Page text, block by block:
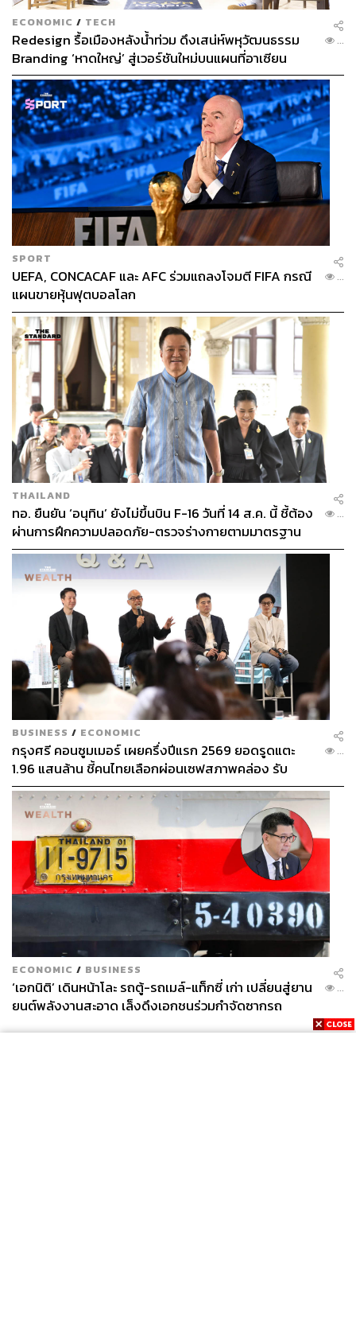
ECONOMIC / TECH
Redesign รื้อเมืองหลังน้ำท่วม ดึงเสน่ห์พหุวัฒนธรรม
Branding ‘หาดใหญ่’ สู่เวอร์ชันใหม่บนแผนที่อาเซียน
...
SPORT
UEFA, CONCACAF และ AFC ร่วมแถลงโจมตี FIFA กรณี
แผนขายหุ้นฟุตบอลโลก
...
THAILAND
ทอ. ยืนยัน ‘อนุทิน’ ยังไม่ขึ้นบิน F-16 วันที่ 14 ส.ค. นี้ ชี้ต้อง
ผ่านการฝึกความปลอดภัย-ตรวจร่างกายตามมาตรฐาน
ก่อน
...
BUSINESS / ECONOMIC
กรุงศรี คอนซูมเมอร์ เผยครึ่งปีแรก 2569 ยอดรูดแตะ
1.96 แสนล้าน ชี้คนไทยเลือกผ่อนเซฟสภาพคล่อง รับ
เศรษฐกิจผันผวนฉุดผลประกอบการพลาดเป้า
...
ECONOMIC / BUSINESS
‘เอกนิติ’ เดินหน้าโละ รถตู้-รถเมล์-แท็กซี่ เก่า เปลี่ยนสู่ยาน
ยนต์พลังงานสะอาด เล็งดึงเอกชนร่วมกำจัดซากรถ
...